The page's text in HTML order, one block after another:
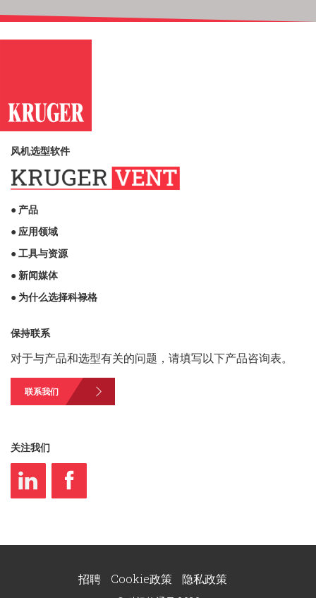
风机选型软件
● 产品
● 应用领域
● 工具与资源
● 新闻媒体
● 为什么选择科禄格
保持联系
对于与产品和选型有关的问题，请填写以下产品咨询表。
联系我们
关注我们
招聘 Cookie政策 隐私政策